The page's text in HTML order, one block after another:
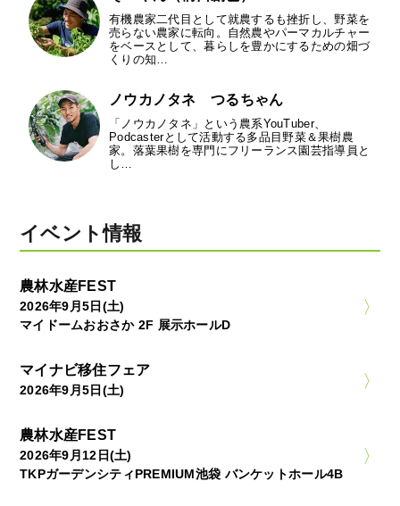
有機農家二代目として就農するも挫折し、野菜を
売らない農家に転向。自然農やパーマカルチャー
をベースとして、暮らしを豊かにするための畑づ
くりの知…
ノウカノタネ つるちゃん
「ノウカノタネ」という農系YouTuber、
Podcasterとして活動する多品目野菜＆果樹農
家。落葉果樹を専門にフリーランス園芸指導員と
し…
イベント情報
農林水産FEST
2026年9月5日(土)
マイドームおおさか 2F 展示ホールD
マイナビ移住フェア
2026年9月5日(土)
農林水産FEST
2026年9月12日(土)
TKPガーデンシティPREMIUM池袋 バンケットホール4B